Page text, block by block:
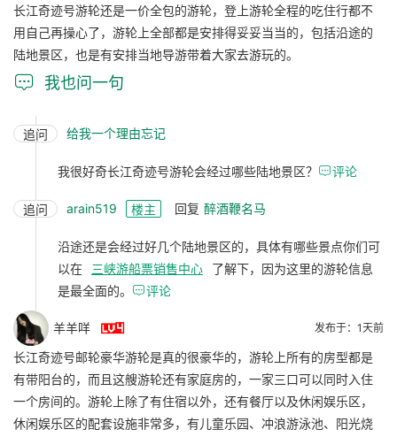
长江奇迹号游轮还是一价全包的游轮，登上游轮全程的吃住行都不
用自己再操心了，游轮上全部都是安排得妥妥当当的，包括沿途的
陆地景区，也是有安排当地导游带着大家去游玩的。
 我也问一句
追问 给我一个理由忘记
我很好奇长江奇迹号游轮会经过哪些陆地景区？ 评论
追问 arain519 楼主 回复 醉酒鞭名马
沿途还是会经过好几个陆地景区的，具体有哪些景点你们可
以在
三峡游船票销售中心
了解下，因为这里的游轮信息
是最全面的。 评论
羊羊咩  发布于：1天前
长江奇迹号邮轮豪华游轮是真的很豪华的，游轮上所有的房型都是
有带阳台的，而且这艘游轮还有家庭房的，一家三口可以同时入住
一个房间的。游轮上除了有住宿以外，还有餐厅以及休闲娱乐区，
休闲娱乐区的配套设施非常多，有儿童乐园、冲浪游泳池、阳光烧